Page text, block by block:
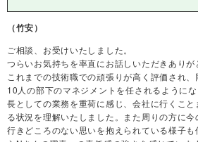
（竹安）
ご相談、お受けいたしました。
つらいお気持ちを率直にお話しいただきありが
これまでの技術職での頑張りが高く評価され、
10人の部下のマネジメントを任されるように
長としての業務を重荷に感じ、会社に行くこ
る状況を理解いたしました。また周りの方に
行きどころのない思いを抱えられている様子